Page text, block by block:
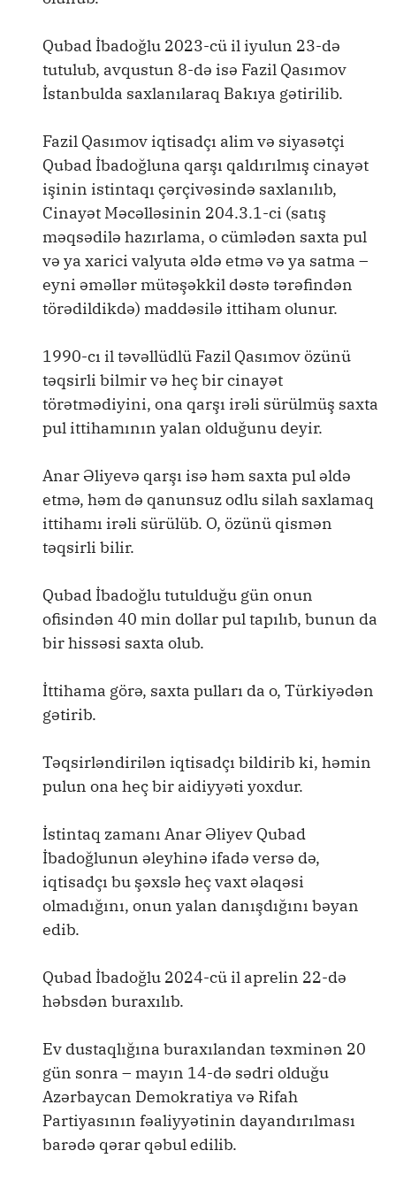
Qubad İbadoğlu 2023-cü il iyulun 23-də
tutulub, avqustun 8-də isə Fazil Qasımov
İstanbulda saxlanılaraq Bakıya gətirilib.
Fazil Qasımov iqtisadçı alim və siyasətçi
Qubad İbadoğluna qarşı qaldırılmış cinayət
işinin istintaqı çərçivəsində saxlanılıb,
Cinayət Məcəlləsinin 204.3.1-ci (satış
məqsədilə hazırlama, o cümlədən saxta pul
və ya xarici valyuta əldə etmə və ya satma –
eyni əməllər mütəşəkkil dəstə tərəfindən
törədildikdə) maddəsilə ittiham olunur.
1990-cı il təvəllüdlü Fazil Qasımov özünü
təqsirli bilmir və heç bir cinayət
törətmədiyini, ona qarşı irəli sürülmüş saxta
pul ittihamının yalan olduğunu deyir.
Anar Əliyevə qarşı isə həm saxta pul əldə
etmə, həm də qanunsuz odlu silah saxlamaq
ittihamı irəli sürülüb. O, özünü qismən
təqsirli bilir.
Qubad İbadoğlu tutulduğu gün onun
ofisindən 40 min dollar pul tapılıb, bunun da
bir hissəsi saxta olub.
İttihama görə, saxta pulları da o, Türkiyədən
gətirib.
Təqsirləndirilən iqtisadçı bildirib ki, həmin
pulun ona heç bir aidiyyəti yoxdur.
İstintaq zamanı Anar Əliyev Qubad
İbadoğlunun əleyhinə ifadə versə də,
iqtisadçı bu şəxslə heç vaxt əlaqəsi
olmadığını, onun yalan danışdığını bəyan
edib.
Qubad İbadoğlu 2024-cü il aprelin 22-də
həbsdən buraxılıb.
Ev dustaqlığına buraxılandan təxminən 20
gün sonra – mayın 14-də sədri olduğu
Azərbaycan Demokratiya və Rifah
Partiyasının fəaliyyətinin dayandırılması
barədə qərar qəbul edilib.